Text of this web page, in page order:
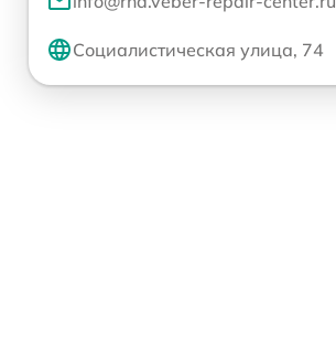
Социалистическая улица, 74